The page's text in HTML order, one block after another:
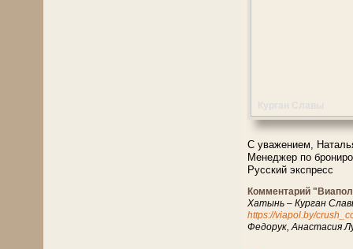
С уважением,
Менеджер по
Русский экспресс
Комментарий
Хатынь – Курган
https://viapol.by/
Федорук, Анастасия